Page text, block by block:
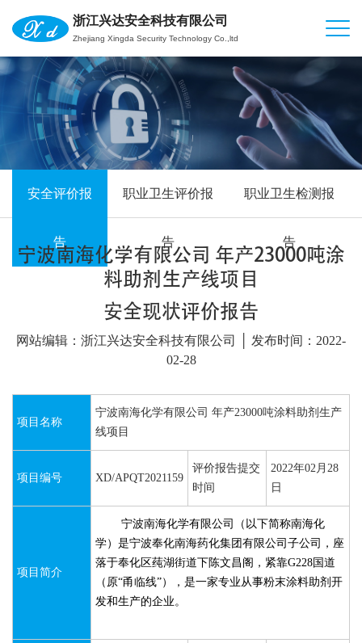
浙江兴达安全科技有限公司
Zhejiang Xingda Security Technology Co.,ltd
安全评价报
告
职业卫生评价报
告
职业卫生检测报
告
宁波南海化学有限公司 年产23000吨涂
料助剂生产线项目
安全现状评价报告
网站编辑：浙江兴达安全科技有限公司 │ 发布时间：2022-
02-28
项目名称
宁波南海化学有限公司 年产23000吨涂料助剂生产
线项目
项目编号 XD/APQT2021159
评价报告提交
时间
2022年02月28
日
项目简介
宁波南海化学有限公司（以下简称南海化
学）是宁波奉化南海药化集团有限公司子公司， 座
落于奉化区莼湖街道下陈文昌阁，紧靠G228国道
（原“甬临线”），是一家专业从事粉末涂料助剂开
发和生产的企业。